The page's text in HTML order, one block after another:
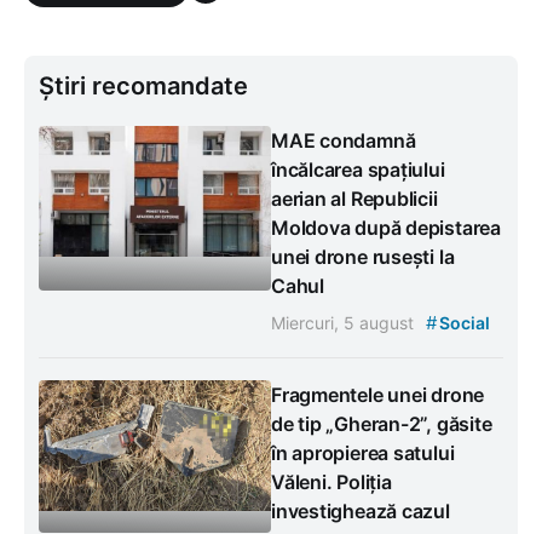
Știri recomandate
MAE condamnă
încălcarea spațiului
aerian al Republicii
Moldova după depistarea
unei drone rusești la
Cahul
Miercuri, 5 august #Social
Fragmentele unei drone
de tip „Gheran-2”, găsite
în apropierea satului
Văleni. Poliția
investighează cazul